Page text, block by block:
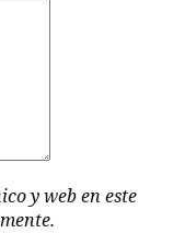
y web en este